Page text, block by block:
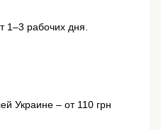
1–3 рабочих дня.
Украине – от 110 грн